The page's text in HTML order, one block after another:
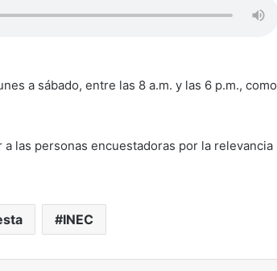
a sábado, entre las 8 a.m. y las 6 p.m., como
las personas encuestadoras por la relevancia
INEC